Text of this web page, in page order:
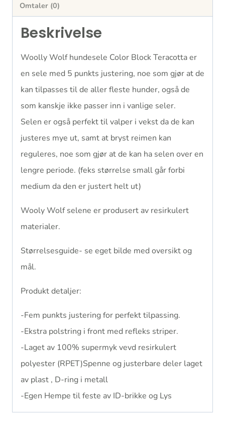
Omtaler (0)
Beskrivelse
Woolly Wolf hundesele Color Block Teracotta er
en sele med 5 punkts justering, noe som gjør at de
kan tilpasses til de aller fleste hunder, også de
som kanskje ikke passer inn i vanlige seler.
Selen er også perfekt til valper i vekst da de kan
justeres mye ut, samt at bryst reimen kan
reguleres, noe som gjør at de kan ha selen over en
lengre periode. (feks størrelse small går forbi
medium da den er justert helt ut)
Wooly Wolf selene er produsert av resirkulert
materialer.
Størrelsesguide- se eget bilde med oversikt og
mål.
Produkt detaljer:
-Fem punkts justering for perfekt tilpassing.
-Ekstra polstring i front med refleks striper.
-Laget av 100% supermyk vevd resirkulert
polyester (RPET)Spenne og justerbare deler laget
av plast , D-ring i metall
-Egen Hempe til feste av ID-brikke og Lys